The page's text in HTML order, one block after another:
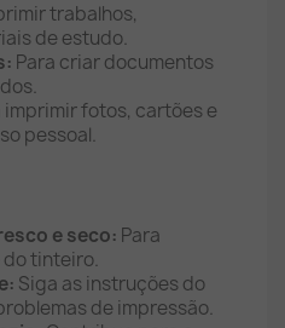
trabalhos,
de estudo.
Para criar documentos
imprimir fotos, cartões e
pessoal.
e seco: Para
tinteiro.
Siga as instruções do
de impressão.